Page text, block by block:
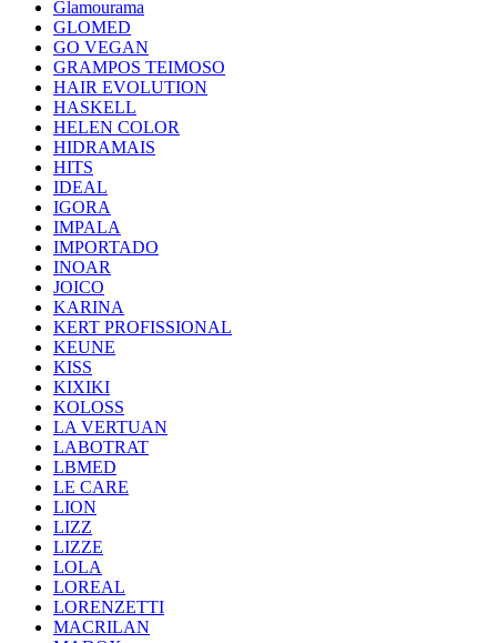
Glamourama
GLOMED
GO VEGAN
GRAMPOS TEIMOSO
HAIR EVOLUTION
HASKELL
HELEN COLOR
HIDRAMAIS
HITS
IDEAL
IGORA
IMPALA
IMPORTADO
INOAR
JOICO
KARINA
KERT PROFISSIONAL
KEUNE
KISS
KIXIKI
KOLOSS
LA VERTUAN
LABOTRAT
LBMED
LE CARE
LION
LIZZ
LIZZE
LOLA
LOREAL
LORENZETTI
MACRILAN